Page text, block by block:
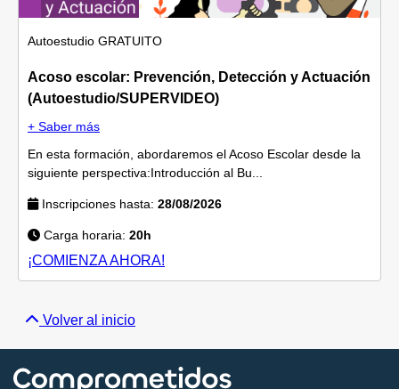
Autoestudio GRATUITO
Acoso escolar: Prevención, Detección y Actuación
(Autoestudio/SUPERVIDEO)
+ Saber más
En esta formación, abordaremos el Acoso Escolar desde la
siguiente perspectiva:Introducción al Bu...
Inscripciones hasta: 28/08/2026
Carga horaria: 20h
¡COMIENZA AHORA!
Volver al inicio